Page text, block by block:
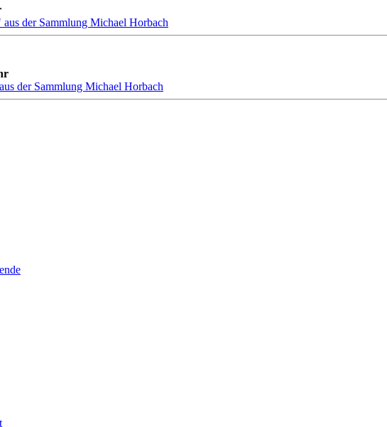
der Sammlung Michael Horbach
der Sammlung Michael Horbach